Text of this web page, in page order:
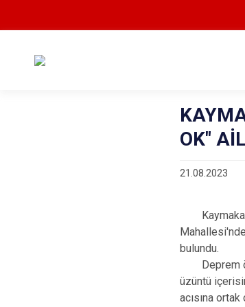
OK"
21.08.2023
bulundu.
Deprem
üzüntü
acısına